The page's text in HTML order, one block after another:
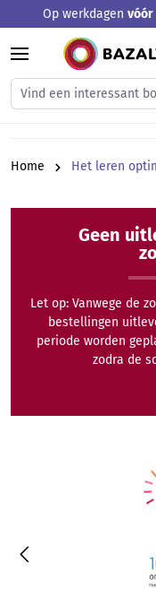
Op werkdagen vóór
Home Het leren
Geen
Let op: Vanwege de
bestellingen
periode worden
zodra de